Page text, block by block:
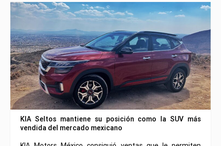
KIA Seltos mantiene su posición como la SUV más
vendida del mercado mexicano